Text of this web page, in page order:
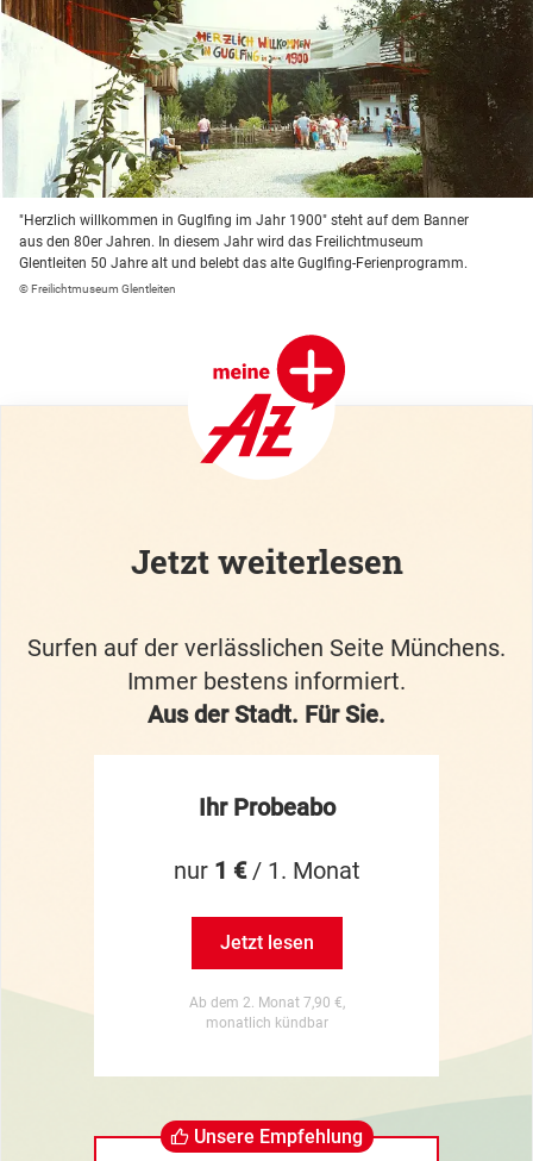
"Herzlich willkommen in Guglfing im Jahr 1900" steht auf dem Banner
aus den 80er Jahren. In diesem Jahr wird das Freilichtmuseum
Glentleiten 50 Jahre alt und belebt das alte Guglfing-Ferienprogramm.
© Freilichtmuseum Glentleiten
Jetzt weiterlesen
Surfen auf der verlässlichen Seite Münchens.
Immer bestens informiert.
Aus der Stadt. Für Sie.
Ihr Probeabo
nur 1 €/ 1. Monat
Jetzt lesen
Ab dem 2. Monat 7,90 €,
monatlich kündbar
Unsere Empfehlung